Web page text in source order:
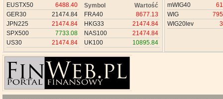
EUSTX50
6488.40
GER30
21474.84
JPN225
21474.84
SPX500
7733.08
US30
21474.84
Symbol
Wartość
FRA40
8677.13
HKG33
21474.84
NAS100
21474.84
UK100
10895.84
mWIG40
WIG
WIG20lev